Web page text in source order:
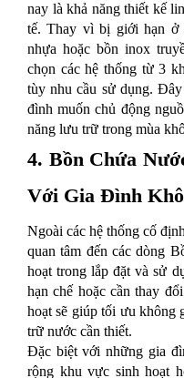
nay là khả năng thiết kế
tế. Thay vì bị giới hạn ở
nhựa hoặc bồn inox
chọn các hệ thống từ 3
tùy nhu cầu sử dụng.
đình muốn chủ động
năng lưu trữ trong mùa
4. Bồn Chứa
Với Gia Đình
Ngoài các hệ thống cố
quan tâm đến các dòng
hoạt trong lắp đặt và sử
hạn chế hoặc cần thay
hoạt sẽ giúp tối ưu không
trữ nước cần thiết.
Đặc biệt với những gia
rộng khu vực sinh hoạt